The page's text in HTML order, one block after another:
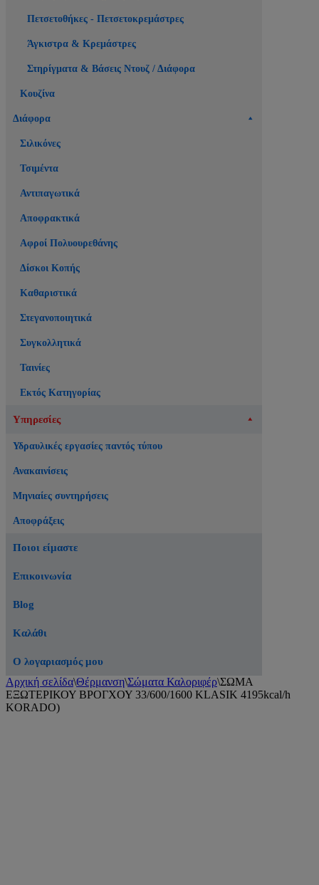
Πετσετοθήκες - Πετσετοκρεμάστρες
Άγκιστρα & Κρεμάστρες
Στηρίγματα & Βάσεις Ντουζ / Διάφορα
Κουζίνα
Διάφορα
Σιλικόνες
Τσιμέντα
Αντιπαγωτικά
Αποφρακτικά
Αφροί Πολυουρεθάνης
Δίσκοι Κοπής
Καθαριστικά
Στεγανοποιητικά
Συγκολλητικά
Ταινίες
Εκτός Κατηγορίας
Υπηρεσίες
Υδραυλικές εργασίες παντός τύπου
Ανακαινίσεις
Μηνιαίες συντηρήσεις
Αποφράξεις
Ποιοι είμαστε
Επικοινωνία
Blog
Καλάθι
Ο λογαριασμός μου
Αρχική σελίδα\Θέρμανση\Σώματα Καλοριφέρ\ΣΩΜΑ
ΕΞΩΤΕΡΙΚΟΥ ΒΡΟΓΧΟΥ 33/600/1600 KLASIK 4195kcal/h
KORADO)